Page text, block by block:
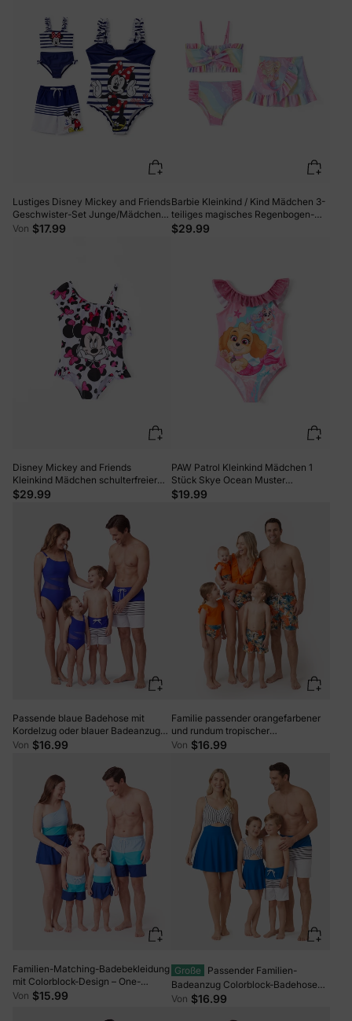
Lustiges Disney Mickey and Friends
Geschwister-Set Junge/Mädchen
Minnie/Mickey Character
Von $17.99
Barbie Kleinkind / Kind Mädchen 3-
teiliges magisches Regenbogen-
Meerjungfrauen-Print-Badeanzug-
$29.99
Disney Mickey and Friends
Kleinkind Mädchen schulterfreier
Badeanzug mit Rüschen mit
$29.99
PAW Patrol Kleinkind Mädchen 1
Stück Skye Ocean Muster
Glänzendes Material Rüschen UPF
$19.99
Passende blaue Badehose mit
Kordelzug oder blauer Badeanzug
Von $16.99
Familie passender orangefarbener
und rundum tropischer
Pflanzendruck, gespleißter
Badehose-Shorts Orange
Von $16.99
Familien-Matching-Badebekleidung
mit Colorblock-Design – One-
Shoulder-Badekleid / Badehosen-
Von $15.99
Große
Passender Familien-
Badeanzug Colorblock-Badehose
mit Kordelzug oder gestreifter blauer
Von $16.99